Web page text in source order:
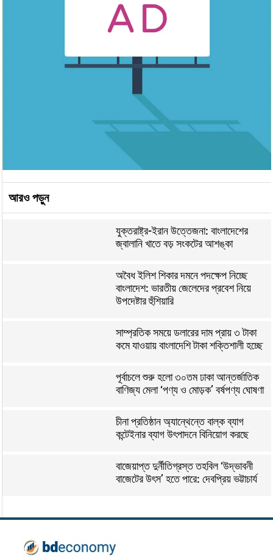
আরও পড়ুন
যুক্তরাষ্ট্র-ইরান উত্তেজনা: বাংলাদেশের
জ্বালানি খাতে বড় সংকটের আশঙ্কা
অবৈধ ইলিশ শিকার দমনে পদক্ষেপ নিচ্ছে
বাংলাদেশ: ভারতীয় জেলেদের প্রবেশ নিয়ে
উপদেষ্টার হুঁশিয়ারি
সাম্প্রতিক সময়ে ডলারের দাম প্রায় ৩ টাকা
কমে যাওয়ায় বাংলাদেশি টাকা শক্তিশালী হচ্ছে
পূর্বাচলে শুরু হলো ৩০তম ঢাকা আন্তর্জাতিক
বাণিজ্য মেলা ‘পণ্য ও মোড়ক’ বর্ষপণ্য ঘোষণা
চীনা প্রতিষ্ঠান অ্যান্থেন্তে বাল্ক ব্যাগ
কন্টেইনার ব্যাগ উৎপাদনে বিনিয়োগ করছে
বাজেয়াপ্ত দুর্নীতিগ্রস্ত তহবিল ‘উদ্ভাবনী
বাজেটের উৎস’ হতে পারে: দেবপ্রিয় ভট্টাচার্য